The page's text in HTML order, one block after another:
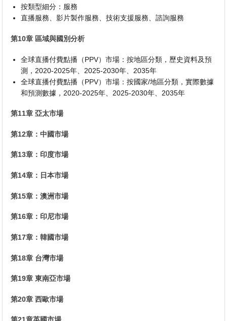
按類型細分：服務
直播服務、影片製作服務、技術支援服務、諮詢服務
第10章 區域與國別分析
全球直播付費點播（PPV）市場：按地區分類，歷史資料及預
測，2020-2025年、2025-2030年、2035年
全球直播付費點播（PPV）市場：按國家/地區分類，實際數據
和預測數據，2020-2025年、2025-2030年、2035年
第11章 亞太市場
第12章：中國市場
第13章：印度市場
第14章：日本市場
第15章：澳洲市場
第16章：印尼市場
第17章：韓國市場
第18章 台灣市場
第19章 東南亞市場
第20章 西歐市場